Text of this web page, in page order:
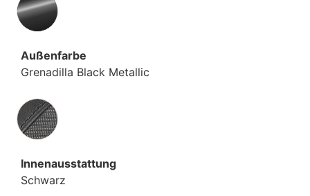
Außenfarbe
Grenadilla Black Metallic
Innenausstattung
Innenausstattung
Schwarz